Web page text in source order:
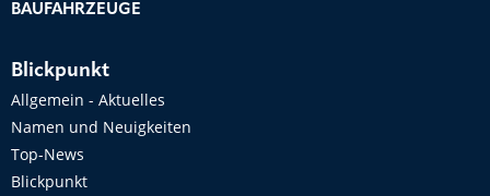
BAUFAHRZEUGE
Blickpunkt
Allgemein - Aktuelles
Namen und Neuigkeiten
Top-News
Blickpunkt